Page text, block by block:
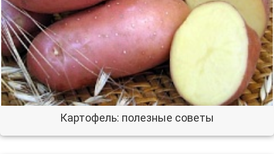
Картофель: полезные советы